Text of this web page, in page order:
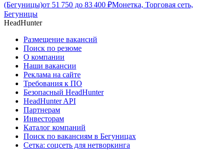
(Бегуницы)от 51 750 до 83 400 ₽Монетка, Торговая сеть,
Бегуницы
HeadHunter
Размещение вакансий
Поиск по резюме
О компании
Наши вакансии
Реклама на сайте
Требования к ПО
Безопасный HeadHunter
HeadHunter API
Партнерам
Инвесторам
Каталог компаний
Поиск по вакансиям в Бегуницах
Сетка: соцсеть для нетворкинга